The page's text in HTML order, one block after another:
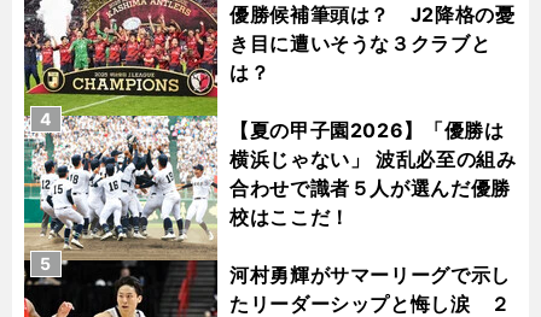
優勝候補筆頭は？ J2降格の憂
き目に遭いそうな３クラブと
は？
【夏の甲子園2026】「優勝は
横浜じゃない」 波乱必至の組み
合わせで識者５人が選んだ優勝
校はここだ！
4
河村勇輝がサマーリーグで示し
たリーダーシップと悔し涙 ２
5